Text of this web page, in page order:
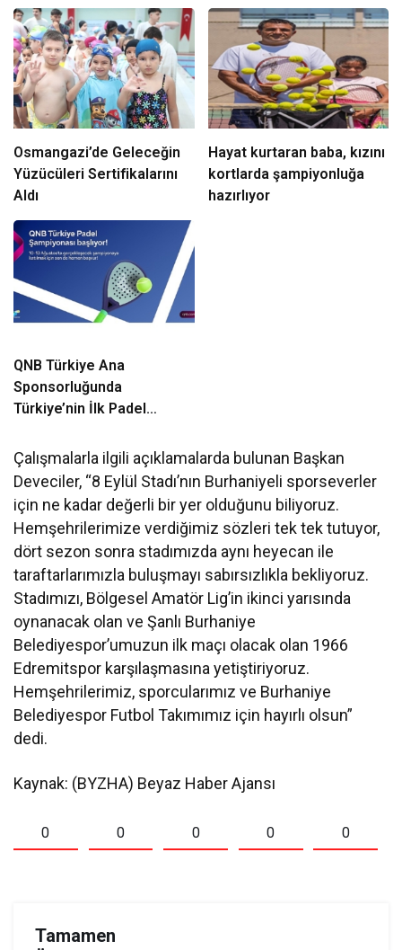
Osmangazi’de Geleceğin
Yüzücüleri Sertifikalarını
Aldı
Hayat kurtaran baba, kızını
kortlarda şampiyonluğa
hazırlıyor
QNB Türkiye Ana
Sponsorluğunda
Türkiye’nin İlk Padel
Başlıyor
Çalışmalarla ilgili açıklamalarda bulunan Başkan
Deveciler, “8 Eylül Stadı’nın Burhaniyeli sporseverler
için ne kadar değerli bir yer olduğunu biliyoruz.
Hemşehrilerimize verdiğimiz sözleri tek tek tutuyor,
dört sezon sonra stadımızda aynı heyecan ile
taraftarlarımızla buluşmayı sabırsızlıkla bekliyoruz.
Stadımızı, Bölgesel Amatör Lig’in ikinci yarısında
oynanacak olan ve Şanlı Burhaniye
Belediyespor’umuzun ilk maçı olacak olan 1966
Edremitspor karşılaşmasına yetiştiriyoruz.
Hemşehrilerimiz, sporcularımız ve Burhaniye
Belediyespor Futbol Takımımız için hayırlı olsun”
dedi.
Kaynak: (BYZHA) Beyaz Haber Ajansı
0 0 0 0 0
Tamamen